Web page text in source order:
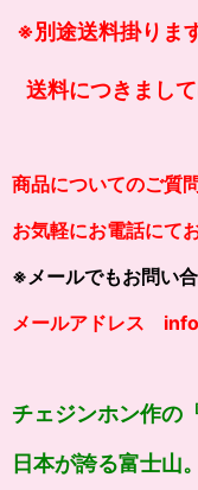
※別途送料掛ります
送料につきまし
商品についてのご質問
お気軽にお電話にて
※メールでもお問い
メールアドレス
チェジンホン作の
日本が誇る富士山。